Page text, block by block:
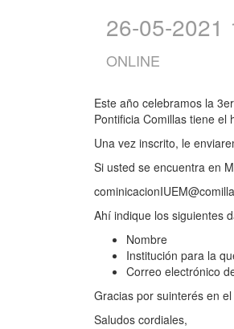
26-05-2021
ONLINE
Este año celebramos la
Pontificia Comillas tiene
Una vez inscrito, le
Si usted se encuentra en
Ahí indique los siguientes
Nombre
Institución para la
Correo electrónico
Gracias por suinterés en
Saludos cordiales,